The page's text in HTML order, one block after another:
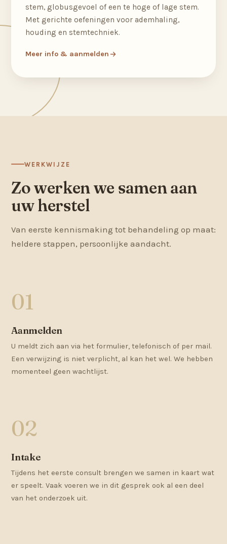
stem, globusgevoel of een te hoge of lage stem.
Met gerichte oefeningen voor ademhaling,
houding en stemtechniek.
Meer info & aanmelden
WERKWIJZE
Zo werken we samen aan
uw herstel
Van eerste kennismaking tot behandeling op maat:
heldere stappen, persoonlijke aandacht.
Aanmelden
U meldt zich aan via het formulier, telefonisch of per mail.
Een verwijzing is niet verplicht, al kan het wel. We hebben
momenteel geen wachtlijst.
Intake
Tijdens het eerste consult brengen we samen in kaart wat
er speelt. Vaak voeren we in dit gesprek ook al een deel
van het onderzoek uit.